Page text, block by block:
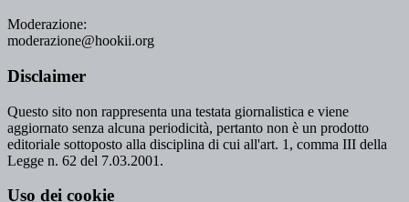
Moderazione:
moderazione@hookii.org
Disclaimer
Questo sito non rappresenta una testata giornalistica e viene
aggiornato senza alcuna periodicità, pertanto non è un prodotto
editoriale sottoposto alla disciplina di cui all'art. 1, comma III della
Legge n. 62 del 7.03.2001.
Uso dei cookie